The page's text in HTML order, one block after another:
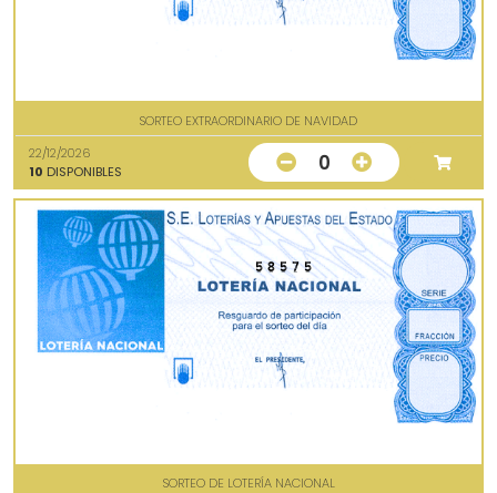
SORTEO EXTRAORDINARIO DE NAVIDAD
22/12/2026
10 DISPONIBLES 0
58575
SORTEO DE LOTERÍA NACIONAL